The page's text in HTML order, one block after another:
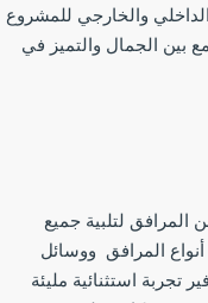
والخارجي للمشروع
الجمال والتميز في
لتلبية جميع
المرافق ووسائل
تجربة استثنائية مليئة